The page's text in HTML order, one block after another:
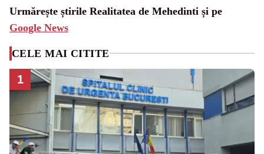
Urmărește știrile Realitatea de Mehedinti și pe
Google News
CELE MAI CITITE
1